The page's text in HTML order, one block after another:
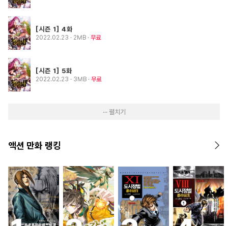
[시즌 1] 4화
2022.02.23 · 2MB 무료
[시즌 1] 5화
2022.02.23 · 3MB 무료
··· 펼치기
액션 만화 랭킹